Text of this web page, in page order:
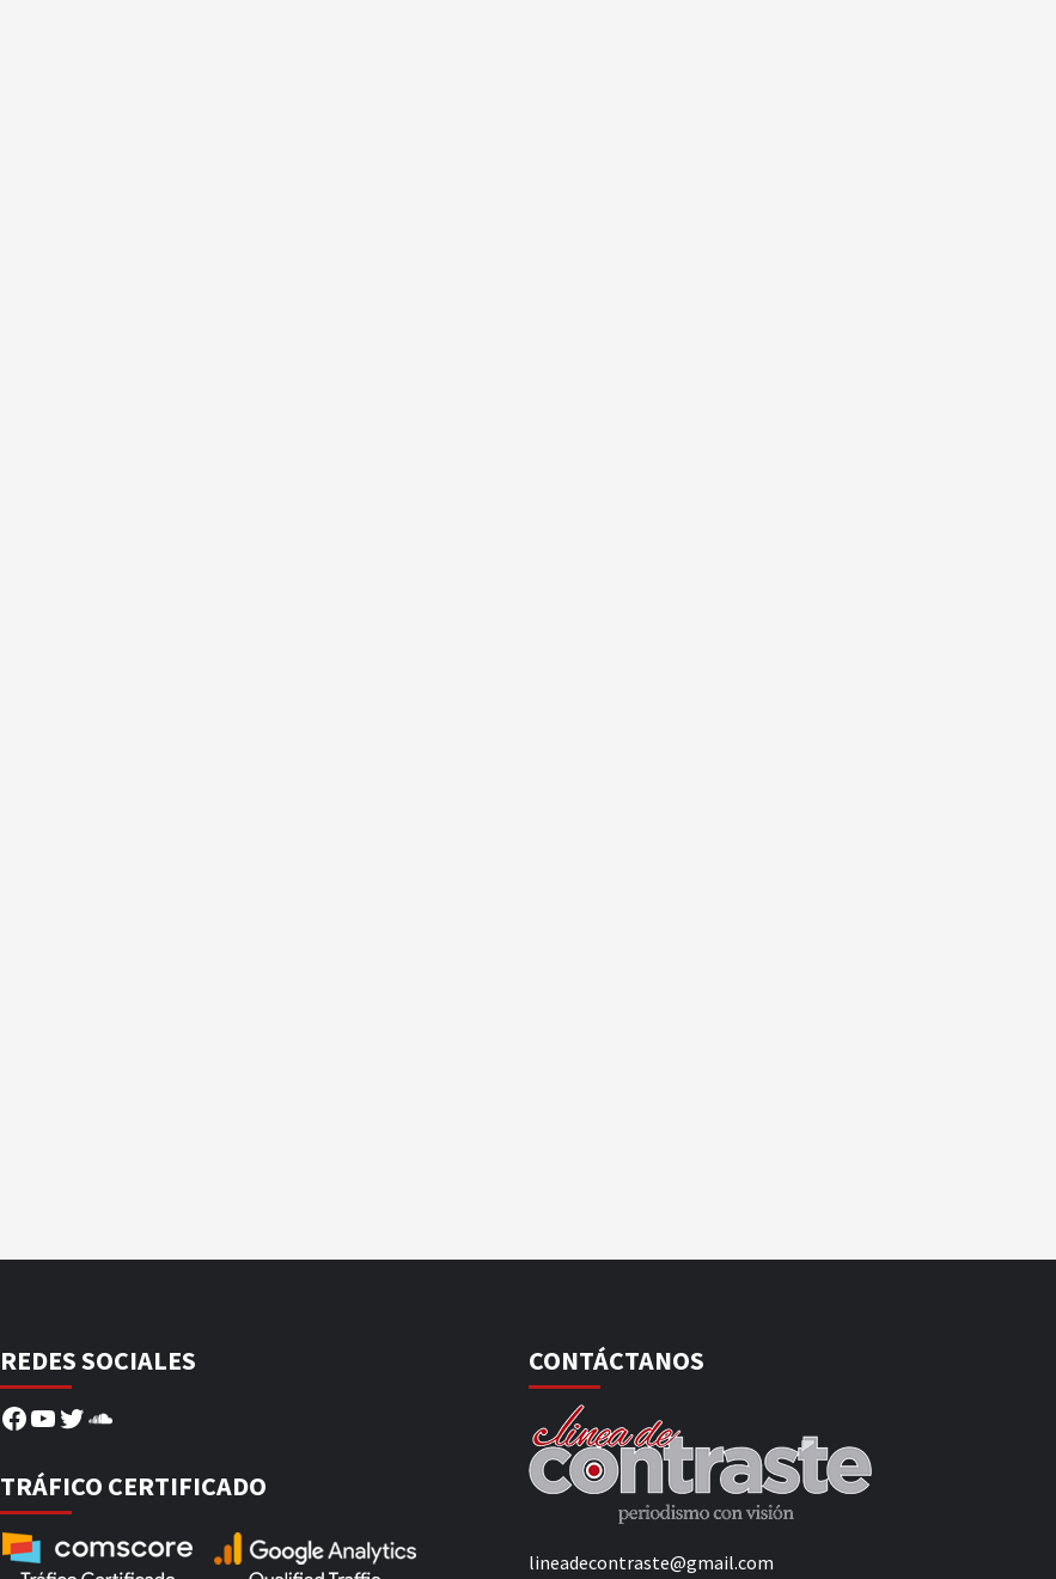
REDES SOCIALES
Facebook
YouTube
Twitter
SoundCloud
TRÁFICO CERTIFICADO
CONTÁCTANOS
lineadecontraste@gmail.com